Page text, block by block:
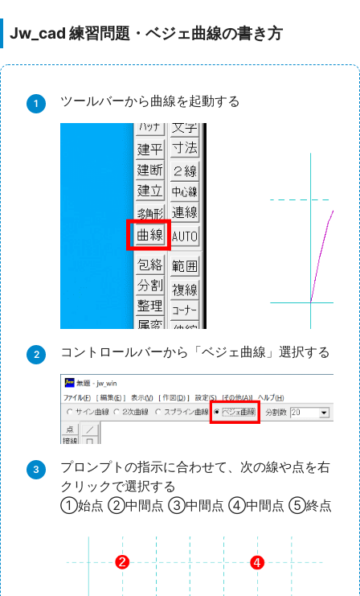
Jw_cad 練習問題・ベジェ曲線の書き方
ツールバーから曲線を起動する
コントロールバーから「ベジェ曲線」選択する
プロンプトの指示に合わせて、次の線や点を右
クリックで選択する
①始点 ②中間点 ③中間点 ④中間点 ⑤終点